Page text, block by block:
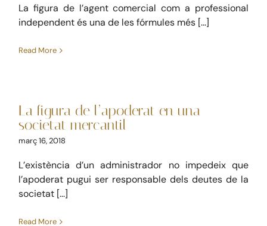
La figura de l’agent comercial com a professional
independent és una de les fórmules més [...]
Read More
Mercantil
La figura de l’apoderat en una
societat mercantil
març 16, 2018
L’existència d’un administrador no impedeix que
l’apoderat pugui ser responsable dels deutes de la
societat [...]
Read More